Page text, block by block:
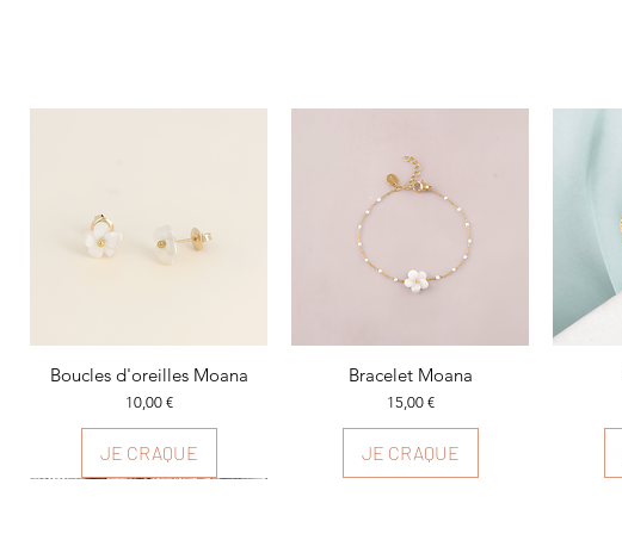
Aperçu rapide
Boucles d'oreilles Moana
Prix
10,00 €
JE CRAQUE
Aperçu rapide
Bracelet Moana
Prix
15,00 €
JE CRAQUE